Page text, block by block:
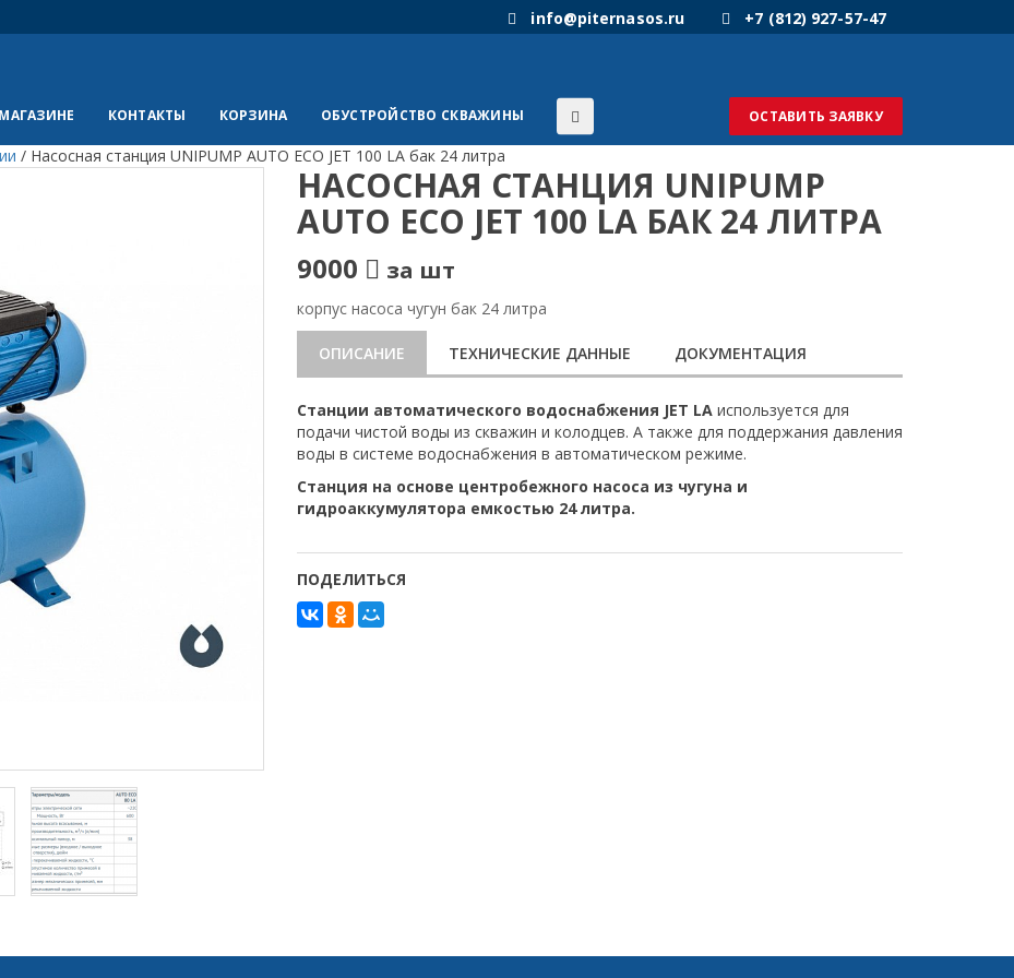
info@piternasos.ru +7 (812) 927-57-47
КОНТАКТЫ КОРЗИНА ОБУСТРОЙСТВО СКВАЖИНЫ ОСТАВИТЬ ЗАЯВКУ
/ Насосная станция UNIPUMP AUTO ECO JET 100 LA бак 24 литра
НАСОСНАЯ СТАНЦИЯ UNIPUMP
AUTO ECO JET 100 LA БАК 24 ЛИТРА
9000 за шт
корпус насоса чугун бак 24 литра
ОПИСАНИЕ ТЕХНИЧЕСКИЕ ДАННЫЕ ДОКУМЕНТАЦИЯ
Станции автоматического водоснабжения JET LA используется для
подачи чистой воды из скважин и колодцев. А также для поддержания давления
воды в системе водоснабжения в автоматическом режиме.
Станция на основе центробежного насоса из чугуна и
гидроаккумулятора емкостью 24 литра.
ПОДЕЛИТЬСЯ